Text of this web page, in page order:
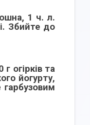
1 ч. л.
Збийте до
огірків та
йогурту,